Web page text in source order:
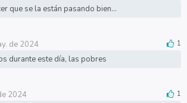
que se la están pasando bien...
de 2024
1
durante este día, las pobres
2024
1